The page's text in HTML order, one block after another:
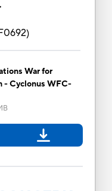
)
War for
- Cyclonus WFC-